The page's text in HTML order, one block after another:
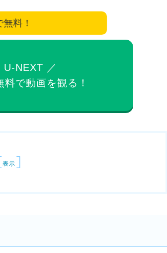
料！
U-NEXT ／
料で動画を観る！
表示 ]